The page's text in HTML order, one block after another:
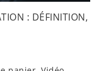
: DÉFINITION,